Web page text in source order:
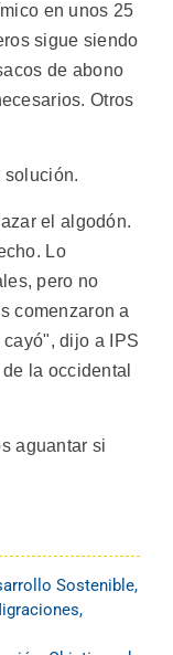
en unos 25
sigue siendo
de abono
Otros
solución.
el algodón.
Lo
pero no
comenzaron a
dijo a IPS
la occidental
aguantar si
Sostenible,
,